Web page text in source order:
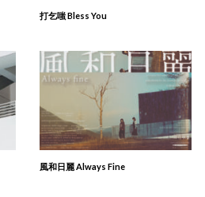
打乞嗤 Bless You
風和日麗 Always Fine